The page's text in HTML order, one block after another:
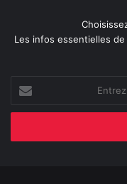
Les infos essentielles
votre
adresse
mail